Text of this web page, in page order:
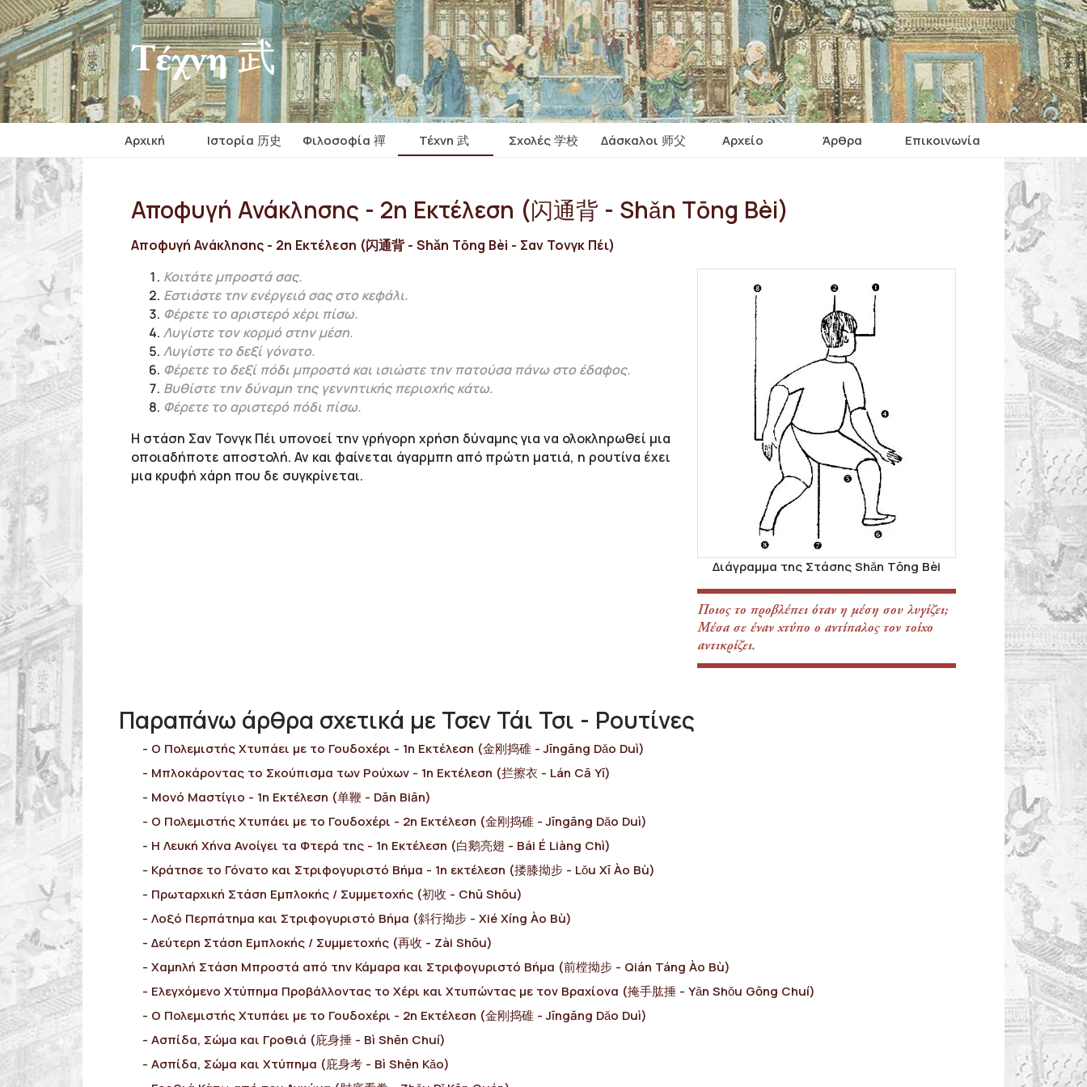
Τέχνη 武
Αρχική Iστορία 历史 Φιλοσοφία 禪 Τέχνη 武 Σχολές 学校 Δάσκαλοι 师父 Αρχείο Άρθρα Επικοινωνία
Αποφυγή Ανάκλησης - 2η Εκτέλεση (闪通背 - Shǎn Tōng Bèi)
Αποφυγή Ανάκλησης - 2η Εκτέλεση (闪通背 - Shǎn Tōng Bèi - Σαν Τονγκ Πέι)
Κοιτάτε μπροστά σας.
Εστιάστε την ενέργειά σας στο κεφάλι.
Φέρετε το αριστερό χέρι πίσω.
Λυγίστε τον κορμό στην μέση.
Λυγίστε το δεξί γόνατο.
Φέρετε το δεξί πόδι μπροστά και ισιώστε την πατούσα πάνω στο έδαφος.
Βυθίστε την δύναμη της γεννητικής περιοχής κάτω.
Φέρετε το αριστερό πόδι πίσω.
Η στάση Σαν Τονγκ Πέι υπονοεί την γρήγορη χρήση δύναμης για να ολοκληρωθεί μια
οποιαδήποτε αποστολή. Αν και φαίνεται άγαρμπη από πρώτη ματιά, η ρουτίνα έχει
μια κρυφή χάρη που δε συγκρίνεται.
Διάγραμμα της Στάσης Shǎn Tōng Bèi
Ποιος το προβλέπει όταν η μέση σου λυγίζει;
Μέσα σε έναν χτύπο ο αντίπαλος τον τοίχο
αντικρίζει.
Παραπάνω άρθρα σχετικά με Τσεν Τάι Τσι - Ρουτίνες
Ο Πολεμιστής Χτυπάει με το Γουδοχέρι - 1η Εκτέλεση (金刚捣碓 - Jīngāng Dǎo Duì)
Μπλοκάροντας το Σκούπισμα των Ρούχων - 1η Εκτέλεση (拦擦衣 - Lán Cā Yī)
Μονό Μαστίγιο - 1η Εκτέλεση (单鞭 - Dān Biān)
Ο Πολεμιστής Χτυπάει με το Γουδοχέρι - 2η Εκτέλεση (金刚捣碓 - Jīngāng Dǎo Duì)
Η Λευκή Χήνα Ανοίγει τα Φτερά της - 1η Εκτέλεση (白鹅亮翅 - Bái É Liàng Chì)
Κράτησε το Γόνατο και Στριφογυριστό Βήμα - 1η εκτέλεση (搂膝拗步 - Lǒu Xī Ào Bù)
Πρωταρχική Στάση Εμπλοκής / Συμμετοχής (初收 - Chū Shōu)
Λοξό Περπάτημα και Στριφογυριστό Βήμα (斜行拗步 - Xié Xíng Ào Bù)
Δεύτερη Στάση Εμπλοκής / Συμμετοχής (再收 - Ζài Shōu)
Χαμηλή Στάση Μπροστά από την Κάμαρα και Στριφογυριστό Βήμα (前樘拗步 - Qián Táng Ào Bù)
Ελεγχόμενο Χτύπημα Προβάλλοντας το Χέρι και Χτυπώντας με τον Βραχίονα (掩手肱捶 - Yǎn Shǒu Gōng Chuí)
Ο Πολεμιστής Χτυπάει με το Γουδοχέρι - 2η Εκτέλεση (金刚捣碓 - Jīngāng Dǎo Duì)
Ασπίδα, Σώμα και Γροθιά (庇身捶 - Bì Shēn Chuí)
Ασπίδα, Σώμα και Χτύπημα (庇身考 - Bì Shēn Κǎo)